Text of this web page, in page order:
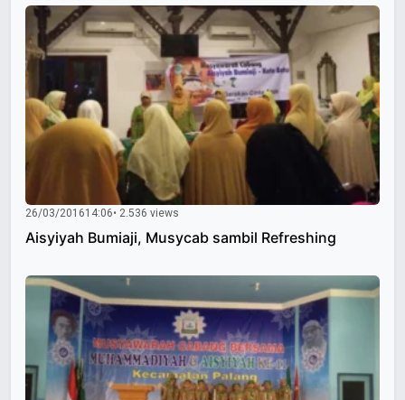
26/03/201614:06• 2.536 views
Aisyiyah Bumiaji, Musycab sambil Refreshing